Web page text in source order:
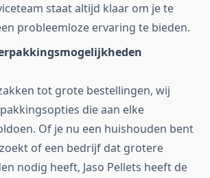
staat altijd klaar om je te
probleemloze ervaring te bieden.
tot grote bestellingen, wij
die aan elke
Of je nu een huishouden bent
of een bedrijf dat grotere
nodig heeft, Jaso Pellets heeft de